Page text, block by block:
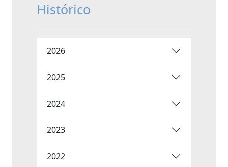
Histórico
2026
2025
2024
2023
2022